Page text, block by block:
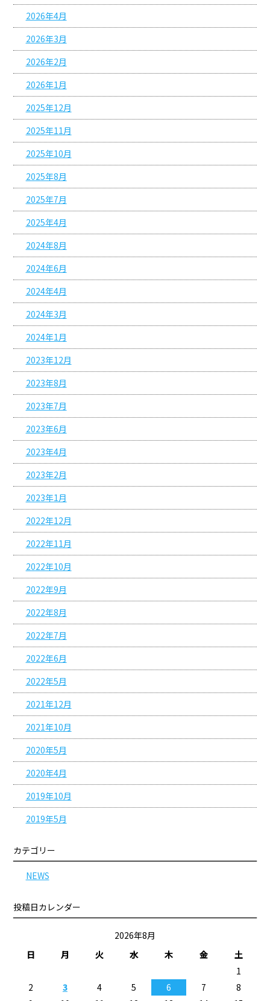
2026年4月
2026年3月
2026年2月
2026年1月
2025年12月
2025年11月
2025年10月
2025年8月
2025年7月
2025年4月
2024年8月
2024年6月
2024年4月
2024年3月
2024年1月
2023年12月
2023年8月
2023年7月
2023年6月
2023年4月
2023年2月
2023年1月
2022年12月
2022年11月
2022年10月
2022年9月
2022年8月
2022年7月
2022年6月
2022年5月
2021年12月
2021年10月
2020年5月
2020年4月
2019年10月
2019年5月
カテゴリー
NEWS
投稿日カレンダー
2026年8月
日
月 火 水 木 金
土
1
2
3 4 5 6 7
8